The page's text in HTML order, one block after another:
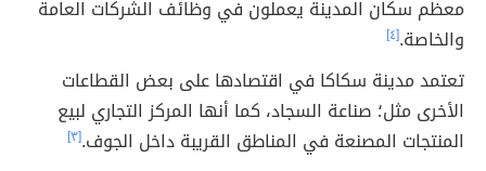
معظم سكان المدينة يعملون في وظائف الشركات العامة
والخاصة.[٤]
تعتمد مدينة سكاكا في اقتصادها على بعض القطاعات
الأخرى مثل؛ صناعة السجاد، كما أنها المركز التجاري لبيع
المنتجات المصنعة في المناطق القريبة داخل الجوف.[٣]